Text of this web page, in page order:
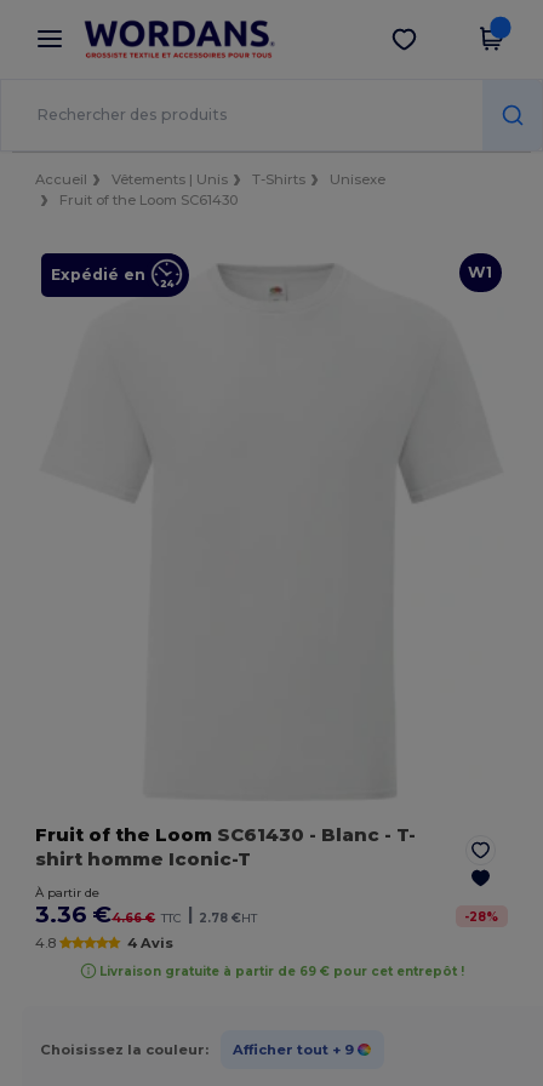
× Appli Wordans
Meilleurs prix sur l’app !
Obtenir l'appli
Accueil Vêtements | Unis T-Shirts
Unisexe
Fruit of the Loom SC61430
W1
Expédié en
Fruit of the Loom SC61430 - Blanc - T-
shirt homme Iconic-T
À partir de
3.36 €4.66 € TTC | 2.78 €HT -28%
4.8 4 Avis
Livraison gratuite à partir de 69 € pour cet entrepôt !
Choisissez la couleur: Afficher tout + 9